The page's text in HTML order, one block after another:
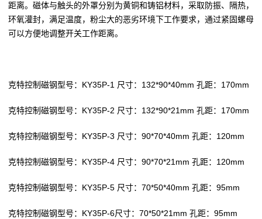
距离。磁体与触头的外罩分别为黄铜和铸铝材料，采取防振、隔热，
环氧灌封，满足温度，粉尘大的恶劣环境下工作要求，通过紧固螺母
可以方便地调整开关工作距离。
克特控制磁钢型号：KY35P-1 尺寸：132*90*40mm 孔距：170mm
克特控制磁钢型号：KY35P-2 尺寸：132*90*21mm 孔距：170mm
克特控制磁钢型号：KY35P-3 尺寸：90*70*40mm 孔距：120mm
克特控制磁钢型号：KY35P-4 尺寸：90*70*21mm 孔距：120mm
克特控制磁钢型号：KY35P-5 尺寸：70*50*40mm 孔距：95mm
克特控制磁钢型号：KY35P-6尺寸：70*50*21mm 孔距：95mm